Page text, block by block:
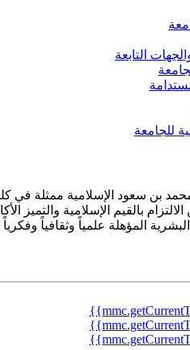
التابعة
للجامعة
بالقيم الإسلامية
المؤهلة علمياً وثقافياً